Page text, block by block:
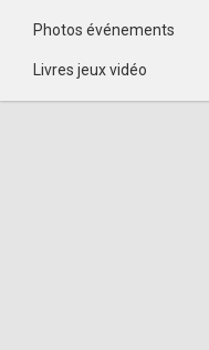
Youtube
Photos événements
Livres jeux vidéo